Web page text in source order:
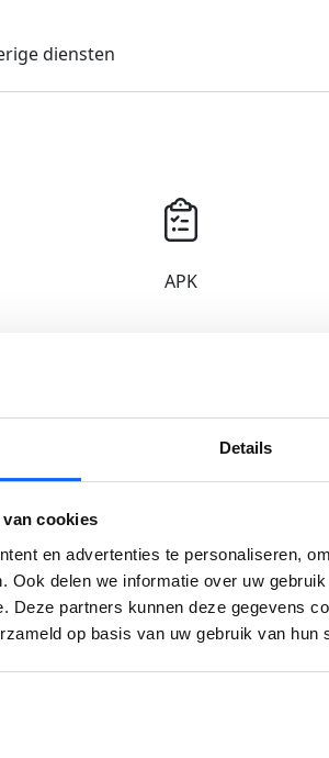
Details
cookies
en advertenties te personaliseren,
Ook delen we informatie over uw
Deze partners kunnen deze gegevens
op basis van uw gebruik van hun
diensten
APK
Reviews